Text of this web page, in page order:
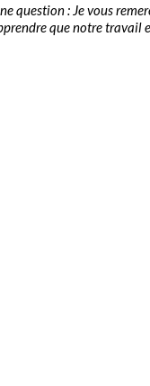
question : Je vous
que notre